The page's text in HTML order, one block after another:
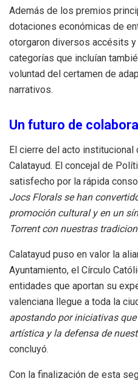
Además de los premios
dotaciones económicas de
otorgaron diversos accésits
categorías que incluían
voluntad del certamen de
narrativos.
Un futuro de
El cierre del acto institucional
Calatayud. El concejal de
satisfecho por la rápida
Jocs Florals se han
promoción cultural y en un
Torrent con nuestras
Calatayud puso en valor la
Ayuntamiento, el Círculo
entidades que aportan su
valenciana llegue a toda la
apostando por iniciativas
artística y la defensa de
concluyó.
Con la finalización de esta